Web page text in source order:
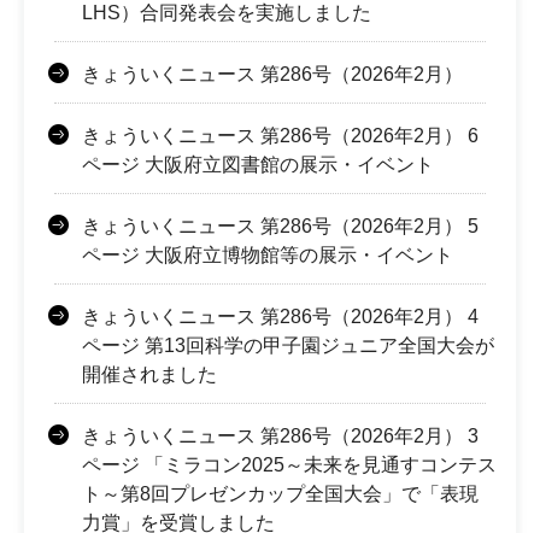
LHS）合同発表会を実施しました
きょういくニュース 第286号（2026年2月）
きょういくニュース 第286号（2026年2月） 6
ページ 大阪府立図書館の展示・イベント
きょういくニュース 第286号（2026年2月） 5
ページ 大阪府立博物館等の展示・イベント
きょういくニュース 第286号（2026年2月） 4
ページ 第13回科学の甲子園ジュニア全国大会が
開催されました
きょういくニュース 第286号（2026年2月） 3
ページ 「ミラコン2025～未来を見通すコンテス
ト～第8回プレゼンカップ全国大会」で「表現
力賞」を受賞しました